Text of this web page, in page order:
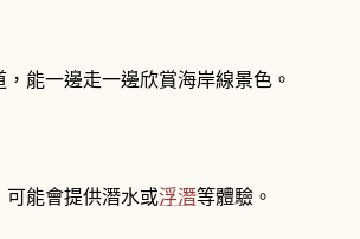
能一邊走一邊欣賞海岸線景色。
能會提供潛水或浮潛等體驗。